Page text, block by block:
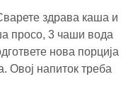
здрава каша и
просо, 3 чаши вода
нова порција
Овој напиток треба